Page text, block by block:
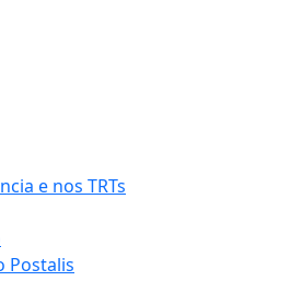
e nos TRTs
Postalis